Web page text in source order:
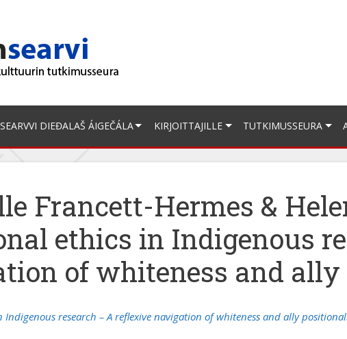
DIEĐALAŠ ÁIGEČÁLA KIRJOITTAJILLE TUTKIMUSSEURA
Francett-Hermes &
ethics in Indigenous
of whiteness and
Indigenous research – A reflexive navigation of whiteness and ally